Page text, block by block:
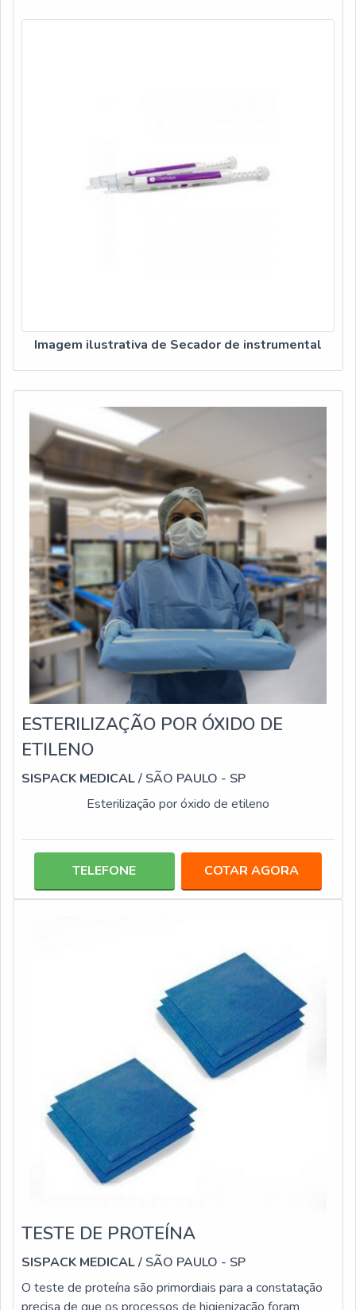
Imagem ilustrativa de Secador de instrumental
ESTERILIZAÇÃO POR ÓXIDO DE
ETILENO
SISPACK MEDICAL/ SÃO PAULO - SP
Esterilização por óxido de etileno
TELEFONE COTAR AGORA
TESTE DE PROTEÍNA
SISPACK MEDICAL/ SÃO PAULO - SP
O teste de proteína são primordiais para a constatação